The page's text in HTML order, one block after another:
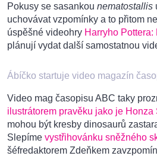
Pokusy se sasankou nematostallis
uchovávat vzpomínky a to přitom
úspěšné videohry Harryho
plánují vydat další samostatnou
Ábíčko startuje video magazín
Video mag časopisu ABC taky
ilustrátorem pravěku jako je Honza
mohou být kresby dinosaurů
Slepíme vystřihovánku sněžného
šéfredaktorem Zdeňkem